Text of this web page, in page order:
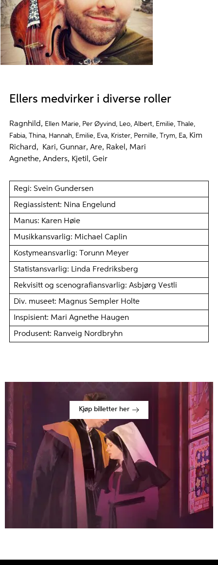
Marja - Tora Marie Frydenberg
Ellers medvirker i diverse roller
Ragnhild, Ellen Marie, Per Øyvind, Leo, Albert, Emilie, Thale,
Fabia, Thina, Hannah, Emilie, Eva, Krister, Pernille, Trym, Ea,
Kim
Richard,
Kari, Gunnar, Are, Rakel, Mari
Agnethe, Anders, Kjetil, Geir
Regi: Svein Gundersen
Regiassistent: Nina Engelund
Manus: Karen Høie
Musikkansvarlig: Michael Caplin
Kostymeansvarlig: Torunn Meyer
Statistansvarlig: Linda Fredriksberg
Rekvisitt og scenografiansvarlig: Asbjørg Vestli
Div. museet: Magnus Sempler Holte
Inspisient: Mari Agnethe Haugen
Produsent: Ranveig Nordbryhn
Kjøp billetter her